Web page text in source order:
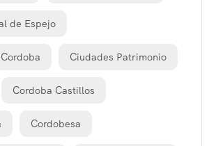
de Espejo
Ciudades Patrimonio
Cordoba Castillos
Cordobesa